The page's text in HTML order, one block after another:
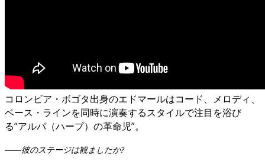
コロンビア・ボゴタ出身のエドマールはコード、メロディ、
ベース・ラインを同時に演奏するスタイルで注目を浴び
る“アルパ（ハープ）の革命児”。
――彼のステージは観ましたか?